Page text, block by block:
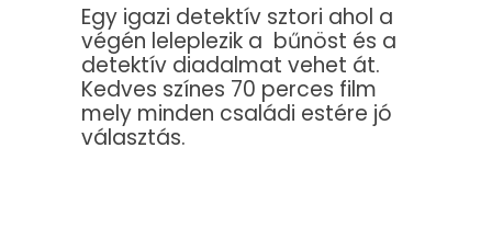
Egy igazi detektív sztori ahol a
végén leleplezik a bűnöst és a
detektív diadalmat vehet át.
Kedves színes 70 perces film
mely minden családi estére jó
választás.